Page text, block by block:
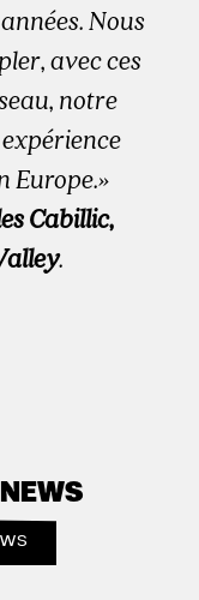
Nous
avec ces
notre
Europe.»
Cabillic,
.